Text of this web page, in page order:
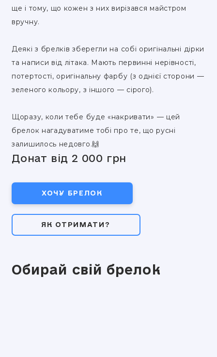
ще і тому, що кожен з них вирізався майстром
вручну.
Деякі з брелків зберегли на собі оригінальні дірки
та написи від літака. Мають первинні нерівності,
потертості, оригінальну фарбу (з однієї сторони —
зеленого кольору, з іншого — сірого).
Щоразу, коли тебе буде «накривати» — цей
брелок нагадуватиме тобі про те, що русні
залишилось недовго.🙌
Донат від 2 000 грн
ХОЧУ БРЕЛОК
ЯК ОТРИМАТИ?
Обирай свій брелок